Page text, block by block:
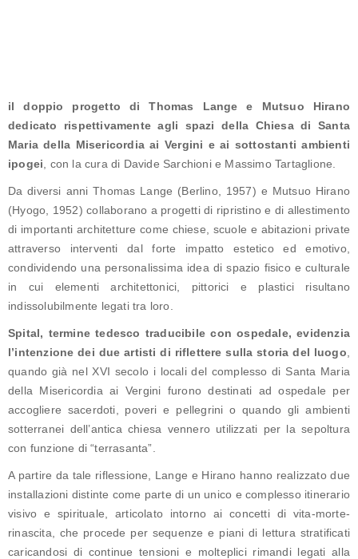
il doppio progetto di Thomas Lange e Mutsuo Hirano
dedicato rispettivamente agli spazi della Chiesa di Santa
Maria della Misericordia ai Vergini e ai sottostanti ambienti
ipogei , con la cura di Davide Sarchioni e Massimo Tartaglione.
Da diversi anni Thomas Lange (Berlino, 1957) e Mutsuo Hirano
(Hyogo, 1952) collaborano a progetti di ripristino e di allestimento
di importanti architetture come chiese, scuole e abitazioni private
attraverso interventi dal forte impatto estetico ed emotivo,
condividendo una personalissima idea di spazio fisico e culturale
in cui elementi architettonici, pittorici e plastici risultano
indissolubilmente legati tra loro.
Spital, termine tedesco traducibile con ospedale, evidenzia
l’intenzione dei due artisti di riflettere sulla storia del luogo
quando già nel XVI secolo i locali del complesso di Santa Maria
della Misericordia ai Vergini furono destinati ad ospedale per
accogliere sacerdoti, poveri e pellegrini o quando gli ambienti
sotterranei dell’antica chiesa vennero utilizzati per la sepoltura
con funzione di “terrasanta”.
A partire da tale riflessione, Lange e Hirano hanno realizzato due
installazioni distinte come parte di un unico e complesso itinerario
visivo e spirituale, articolato intorno ai concetti di vita-morte-
rinascita, che procede per sequenze e piani di lettura stratificati
caricandosi di continue tensioni e molteplici rimandi legati alla